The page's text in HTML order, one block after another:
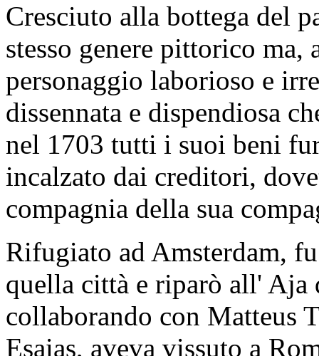
Cresciuto alla bottega del
stesso genere pittorico
personaggio laborioso e
dissennata e dispendiosa
nel 1703 tutti i suoi beni
incalzato dai creditori,
compagnia della sua
Rifugiato ad Amsterdam,
quella città e riparò all' Aja
collaborando con Matteus
Esaias, aveva vissuto a